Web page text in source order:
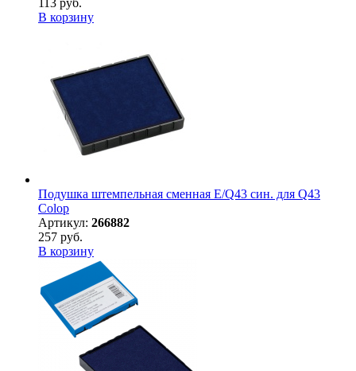
113 руб.
В корзину
Подушка штемпельная сменная E/Q43 син. для Q43
Colop
Артикул: 266882
257 руб.
В корзину